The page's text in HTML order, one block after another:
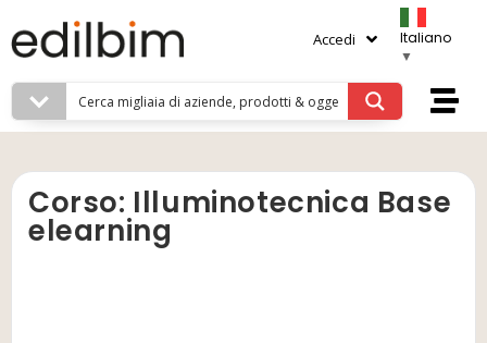
Accedi
Italiano
▼
Corso: Illuminotecnica Base
elearning